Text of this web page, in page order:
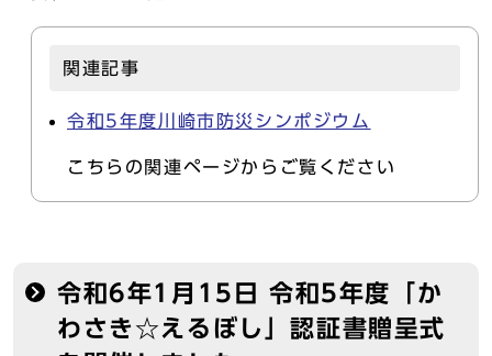
関連記事
令和5年度川崎市防災シンポジウム
こちらの関連ページからご覧ください
令和6年1月15日 令和5年度「か
わさき☆えるぼし」認証書贈呈式